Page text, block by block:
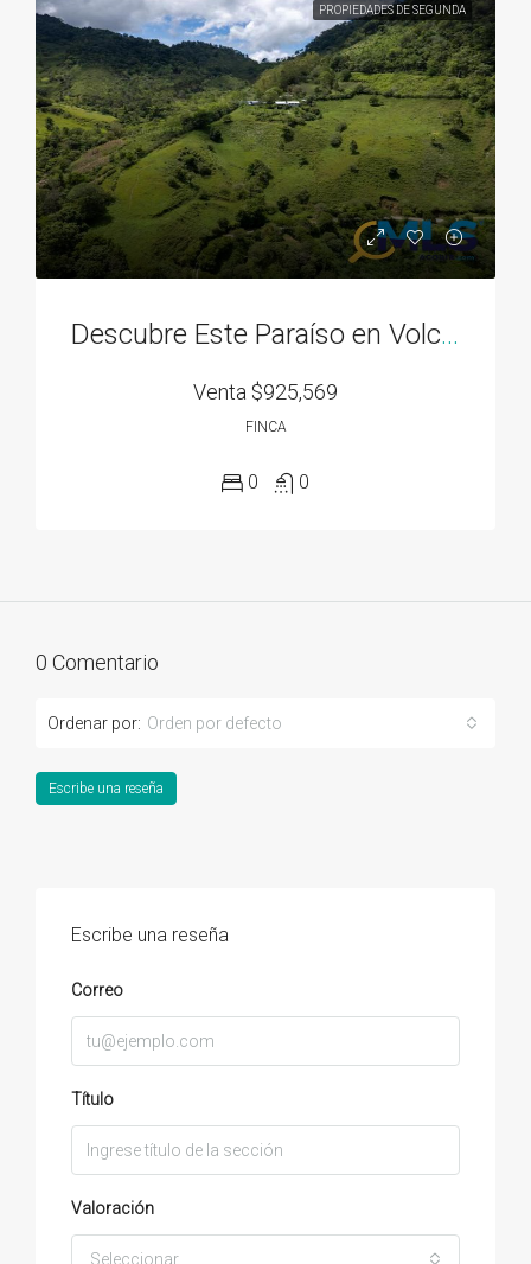
PROPIEDADES DE SEGUNDA
Descubre Este Paraíso en Volcán Panamá
Venta $925,569
FINCA
0 0
0 Comentario
Ordenar por: Orden por defecto
Escribe una reseña
Escribe una reseña
Correo
Título
Valoración
Seleccionar